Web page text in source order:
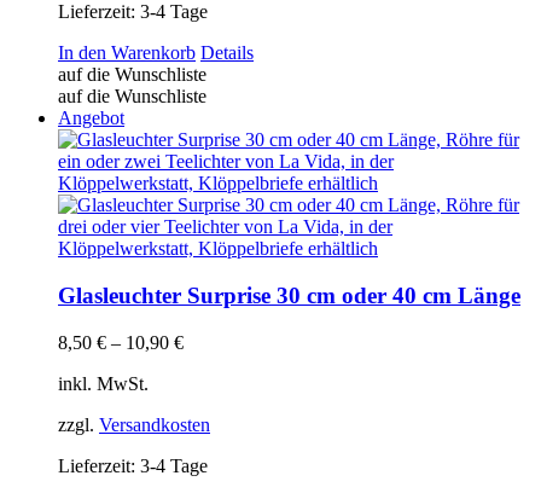
Lieferzeit: 3-4 Tage
In den Warenkorb Details
auf die Wunschliste
auf die Wunschliste
Angebot
Glasleuchter Surprise 30 cm oder 40 cm Länge
8,50 € – 10,90 €
inkl. MwSt.
zzgl. Versandkosten
Lieferzeit: 3-4 Tage